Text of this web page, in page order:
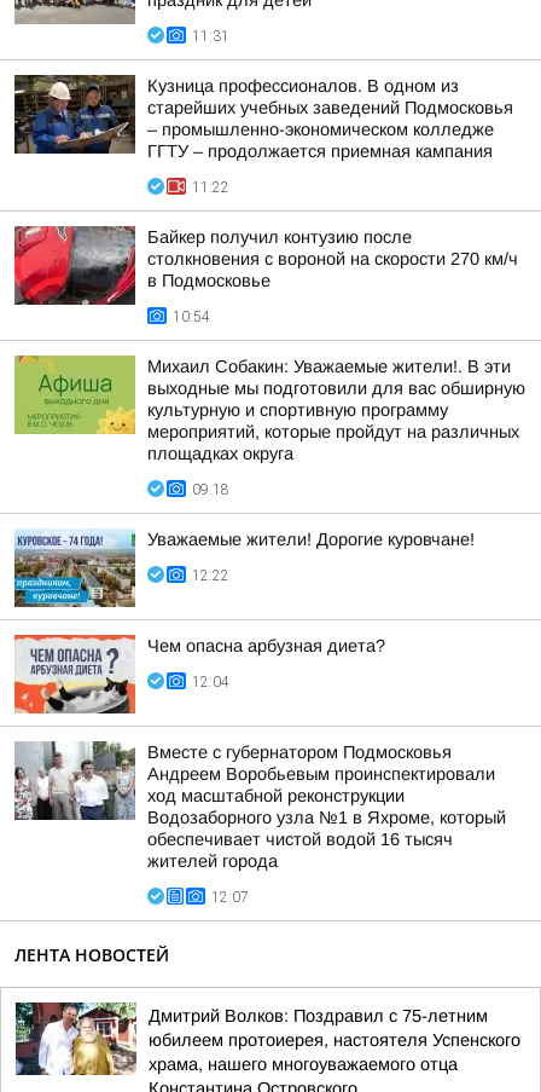
11:31
Кузница профессионалов. В одном из
старейших учебных заведений Подмосковья
– промышленно-экономическом колледже
ГГТУ – продолжается приемная кампания
11:22
Байкер получил контузию после
столкновения с вороной на скорости 270 км/ч
в Подмосковье
10:54
Михаил Собакин: Уважаемые жители!. В эти
выходные мы подготовили для вас обширную
культурную и спортивную программу
мероприятий, которые пройдут на различных
площадках округа
09:18
Уважаемые жители! Дорогие куровчане!
12:22
Чем опасна арбузная диета?
12:04
Вместе с губернатором Подмосковья
Андреем Воробьевым проинспектировали
ход масштабной реконструкции
Водозаборного узла №1 в Яхроме, который
обеспечивает чистой водой 16 тысяч
жителей города
12:07
ЛЕНТА НОВОСТЕЙ
Дмитрий Волков: Поздравил с 75-летним
юбилеем протоиерея, настоятеля Успенского
храма, нашего многоуважаемого отца